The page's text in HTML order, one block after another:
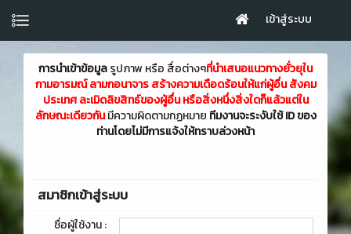
เข้าสู่ระบบ
การนำเข้าข้อมูลรูปภาพ หรือ สื่อต่างๆที่นำเสนอแนวทางยั่วยุใน
กามอารมณ์ ลามกอนาจาร สร้างความเดือดร้อนให้แก่ผู้อื่น สังคม
ประเทศ ละเมิดลิขสิทธ์ของผู้อื่น หรือสิ่งหนึ่งสิ่งใดก็แล้วแต่ใน
ลักษณะเดียวกันมีความผิดตามกฏหมาย ทีมงานจะระงับใช้ ID ของ
ท่านโดยไม่มีการแจ้งให้ทราบล่วงหน้า
สมาชิกเข้าสู่ระบบ
ชื่อผู้ใช้งาน :